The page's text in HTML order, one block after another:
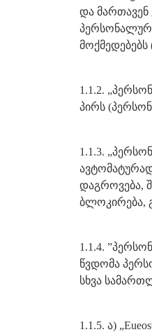
და მართავენ
1.1.2.
პირს
1.1.3.
დაგროვება,
ბლოკირება,
1.1.4.
წვდომა
სხვა
1.1.5. ა)